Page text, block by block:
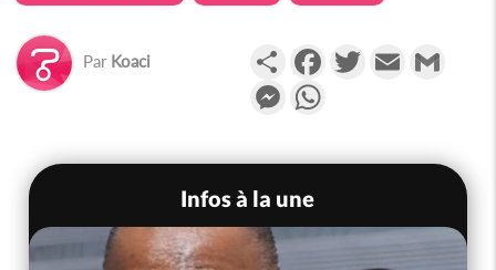
Par Koaci PartagerFacebookTwitterEmail
Messenger
Infos à la une